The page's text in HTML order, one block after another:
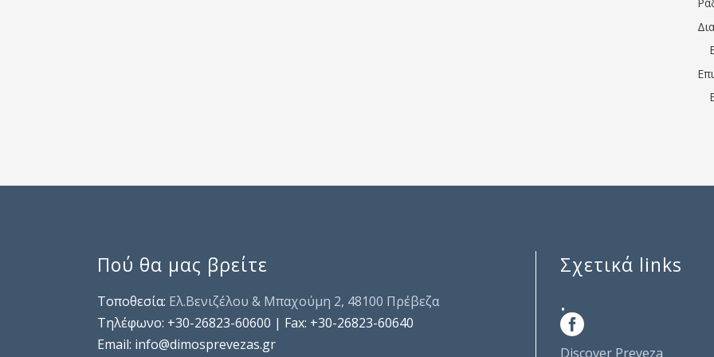
Πού θα μας βρείτε
Τοποθεσία: Ελ.Βενιζέλου & Μπαχούμη 2, 48100 Πρέβεζα
Τηλέφωνo: +30-26823-60600 | Fax: +30-26823-60640
Email: info@dimosprevezas.gr
Σχετικά links
.
Discover Preveza